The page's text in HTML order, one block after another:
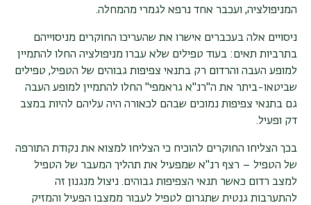
המניפולציה, ועכבר אחד נרפא לגמרי מהמחלה.
ניסויים אלה בעכברים אישרו את שהעריכו החוקרים מניסוייהם
בתרביות תאים: בעוד טפילים שלא עברו מניפולציה החלו להתמיין
למופע העבה והרדום רק בתנאי צפיפות גבוהים של הטפיל, טפילים
שביטאו-ביתר את ה"רנ"א גראמפי" החלו להתמיין למופע העבה
גם בתנאי צפיפות נמוכים שבהם לכאורה היה עליהם להיות במצב
דק ופעיל.
בכך הצליחו החוקרים להוכיח כי הצליחו למצוא את נקודת התורפה
של הטפיל – רצף רנ"א שמפעיל את תהליך המעבר של הטפיל
למצב רדום כאשר תנאי הצפיפות גבוהים. ניצול מנגנון זה
להתערבות גנטית שתגרום לטפיל לעבור ממצבו הפעיל והמזיק